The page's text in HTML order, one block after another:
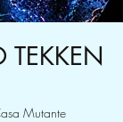
TEKKEN
Mutante